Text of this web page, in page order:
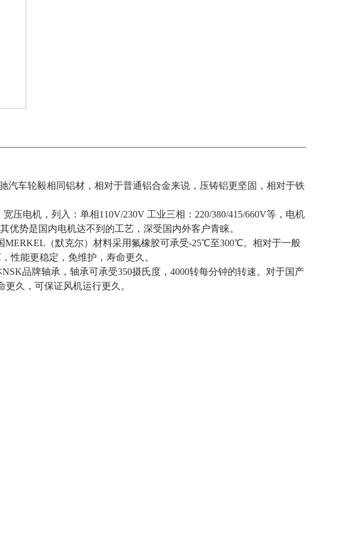
汽车轮毅相同铝材，相对于普通铝合金来说，压铸铝更坚固，相对于铁
压电机，列入：单相110V/230V 工业三相：220/380/415/660V等，电机
优势是国内电机达不到的工艺，深受国内外客户青睐。
MERKEL（默克尔）材料采用氟橡胶可承受-25℃至300℃。相对于一般
性能更稳定，免维护，寿命更久。
品牌轴承，轴承可承受350摄氏度，4000转每分钟的转速。对于国产
久，可保证风机运行更久。